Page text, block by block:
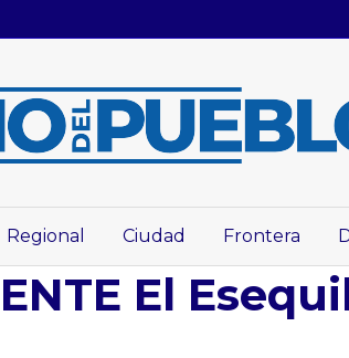
Regional Ciudad Frontera
El